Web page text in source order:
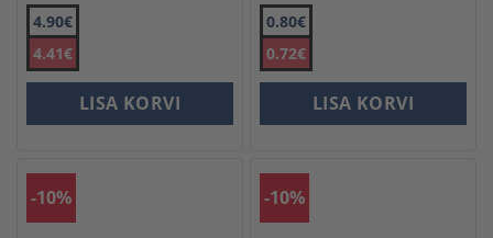
4.90€
4.41€
LISA KORVI
0.80€
0.72€
LISA KORVI
-10% -10%